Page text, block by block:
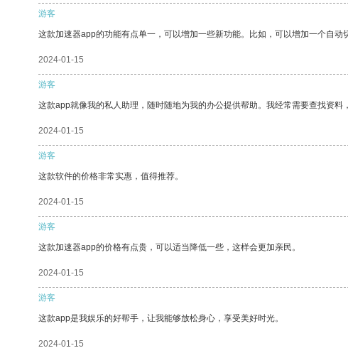
游客
这款加速器app的功能有点单一，可以增加一些新功能。比如，可以增加一个自
2024-01-15
游客
这款app就像我的私人助理，随时随地为我的办公提供帮助。我经常需要查找资料
2024-01-15
游客
这款软件的价格非常实惠，值得推荐。
2024-01-15
游客
这款加速器app的价格有点贵，可以适当降低一些，这样会更加亲民。
2024-01-15
游客
这款app是我娱乐的好帮手，让我能够放松身心，享受美好时光。
2024-01-15